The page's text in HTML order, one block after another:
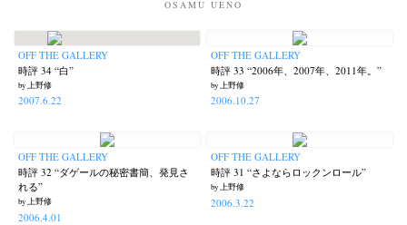
Akifumi Tanaka Fumikiyo Nagamachi (27)
(23) (47)
Naoki Ohji Nick Haymes
photographers’ gallery press
Postwar and Shōwa-Era
OSAMU UENO
OFF THE GALLERY
時評 34 “白”
by 上野修
2007.6.22
OFF THE GALLERY
時評 33 “2006年、2007年、2011年。”
by 上野修
2006.10.27
OFF THE GALLERY
時評 32 “ダゲールの秘密書簡、発見さ
れる”
by 上野修
2006.4.01
OFF THE GALLERY
時評 31 “さよならロックンロール”
by 上野修
2006.3.22